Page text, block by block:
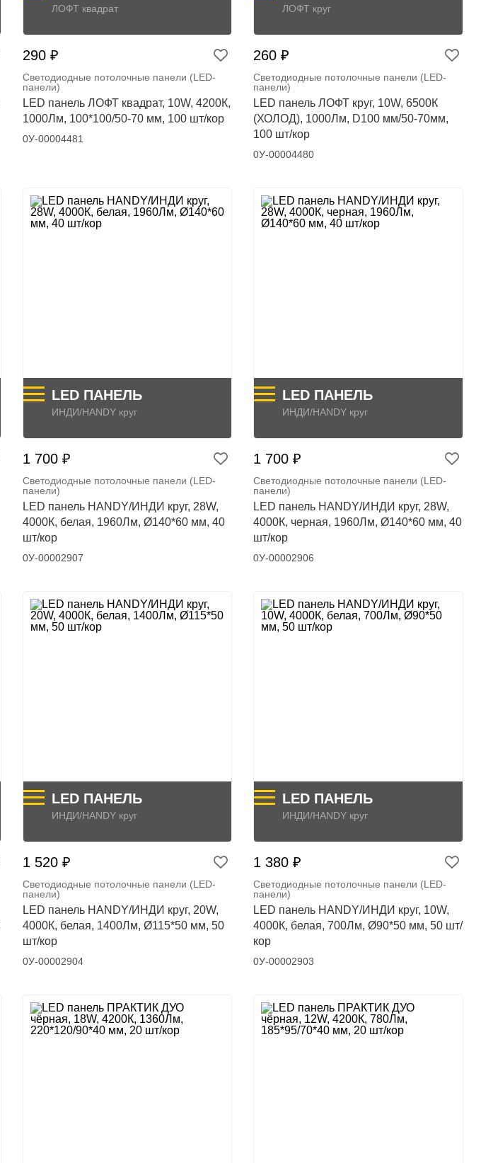
ЛОФТ квадрат
290 ₽
Светодиодные потолочные панели (LED-
панели)
LED панель ЛОФТ квадрат, 10W, 4200К,
1000Лм, 100*100/50-70 мм, 100 шт/кор
0У-00004481
ЛОФТ круг
260 ₽
Светодиодные потолочные панели (LED-
панели)
LED панель ЛОФТ круг, 10W, 6500К
(ХОЛОД), 1000Лм, D100 мм/50-70мм,
100 шт/кор
0У-00004480
LED ПАНЕЛЬ
ИНДИ/HANDY круг
1 700 ₽
Светодиодные потолочные панели (LED-
панели)
LED панель HANDY/ИНДИ круг, 28W,
4000К, белая, 1960Лм, Ø140*60 мм, 40
шт/кор
0У-00002907
LED ПАНЕЛЬ
ИНДИ/HANDY круг
1 700 ₽
Светодиодные потолочные панели (LED-
панели)
LED панель HANDY/ИНДИ круг, 28W,
4000К, черная, 1960Лм, Ø140*60 мм, 40
шт/кор
0У-00002906
LED ПАНЕЛЬ
ИНДИ/HANDY круг
1 520 ₽
Светодиодные потолочные панели (LED-
панели)
LED панель HANDY/ИНДИ круг, 20W,
4000К, белая, 1400Лм, Ø115*50 мм, 50
шт/кор
0У-00002904
LED ПАНЕЛЬ
ИНДИ/HANDY круг
1 380 ₽
Светодиодные потолочные панели (LED-
панели)
LED панель HANDY/ИНДИ круг, 10W,
4000К, белая, 700Лм, Ø90*50 мм, 50 шт/
кор
0У-00002903